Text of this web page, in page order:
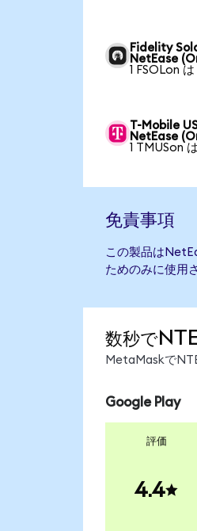
Fidelity
NetEase
1 FSOLon
T-Mobile
NetEase
1 TMUSon
免責事項
この製品は
ためのみに使用
数秒で
MetaMaskで
Google Play
評価
4.4